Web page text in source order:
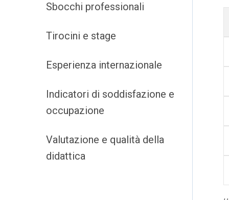
Sbocchi professionali
Tirocini e stage
Esperienza internazionale
Indicatori di soddisfazione e
occupazione
Valutazione e qualità della
didattica